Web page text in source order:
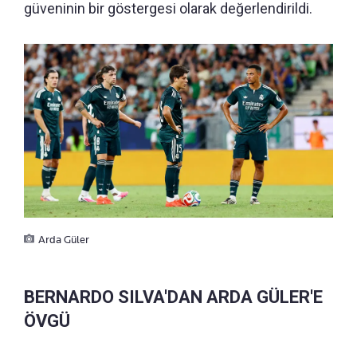
güveninin bir göstergesi olarak değerlendirildi.
Arda Güler
BERNARDO SILVA'DAN ARDA GÜLER'E
ÖVGÜ